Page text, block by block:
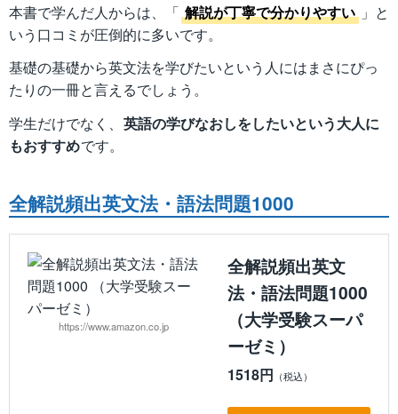
本書で学んだ人からは、「 解説が丁寧で分かりやすい 」と
いう口コミが圧倒的に多いです。
基礎の基礎から英文法を学びたいという人にはまさにぴっ
たりの一冊と言えるでしょう。
学生だけでなく、 英語の学びなおしをしたいという大人に
もおすすめです。
全解説頻出英文法・語法問題1000
https://www.amazon.co.jp
全解説頻出英文
法・語法問題1000
（大学受験スーパ
ーゼミ）
1518円